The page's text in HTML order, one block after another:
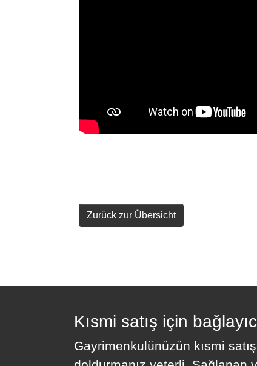
Zurück zur Übersicht
Kısmi satış için
Gayrimenkulünüzün kısmi